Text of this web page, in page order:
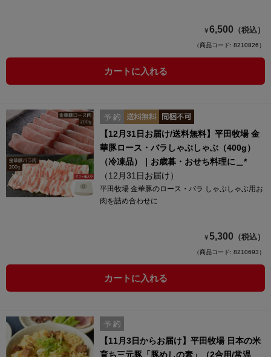
￥6,500 （税込）
（商品コード: 8210826）
カートに入れる
【12月31日お届け/送料無料】平田牧場 金
華豚ロース・バラしゃぶしゃぶ（400g）
（冷凍品）｜お歳暮・おせち料理に＿*
（12月31日お届け）
平田牧場 金華豚のロース・バラ しゃぶしゃぶ用お
肉を詰め合わせに
￥5,300 （税込）
（商品コード: 8210693）
カートに入れる
【11月3日からお届け】平田牧場 日本の米
育ち三元豚「豚めしの素」（2合用/常温